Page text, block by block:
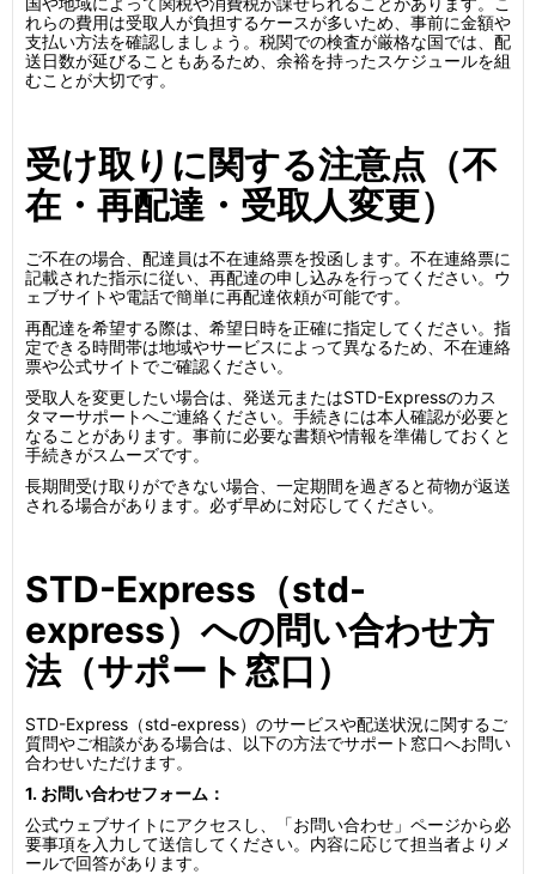
れらの費用は受取人が負担するケースが多いため、事前に金額や
支払い方法を確認しましょう。税関での検査が厳格な国では、配
送日数が延びることもあるため、余裕を持ったスケジュールを組
むことが大切です。
受け取りに関する注意点（不
在・再配達・受取人変更）
ご不在の場合、配達員は不在連絡票を投函します。不在連絡票に
記載された指示に従い、再配達の申し込みを行ってください。ウ
ェブサイトや電話で簡単に再配達依頼が可能です。
再配達を希望する際は、希望日時を正確に指定してください。指
定できる時間帯は地域やサービスによって異なるため、不在連絡
票や公式サイトでご確認ください。
受取人を変更したい場合は、発送元またはSTD-Expressのカス
タマーサポートへご連絡ください。手続きには本人確認が必要と
なることがあります。事前に必要な書類や情報を準備しておくと
手続きがスムーズです。
長期間受け取りができない場合、一定期間を過ぎると荷物が返送
される場合があります。必ず早めに対応してください。
STD-Express（std-
express）への問い合わせ方
法（サポート窓口）
STD-Express（std-express）のサービスや配送状況に関するご
質問やご相談がある場合は、以下の方法でサポート窓口へお問い
合わせいただけます。
1. お問い合わせフォーム：
公式ウェブサイトにアクセスし、「お問い合わせ」ページから必
要事項を入力して送信してください。内容に応じて担当者よりメ
ールで回答があります。